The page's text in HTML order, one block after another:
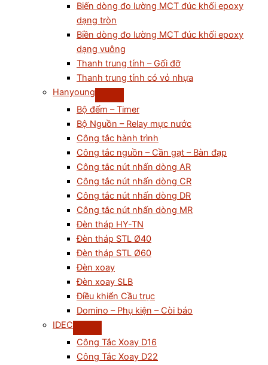
Biến dòng đo lường MCT đúc khối epoxy
dạng tròn
Biền dòng đo lường MCT đúc khối epoxy
dạng vuông
Thanh trung tính – Gối đỡ
Thanh trung tính có vỏ nhựa
Hanyoung
Bộ đếm – Timer
Bộ Nguồn – Relay mực nước
Công tắc hành trình
Công tắc nguồn – Cần gạt – Bàn đạp
Công tắc nút nhấn dòng AR
Công tắc nút nhấn dòng CR
Công tắc nút nhấn dòng DR
Công tắc nút nhấn dòng MR
Đèn tháp HY-TN
Đèn tháp STL Ø40
Đèn tháp STL Ø60
Đèn xoay
Đèn xoay SLB
Điều khiển Cầu trục
Domino – Phụ kiện – Còi báo
IDEC
Công Tắc Xoay D16
Công Tắc Xoay D22